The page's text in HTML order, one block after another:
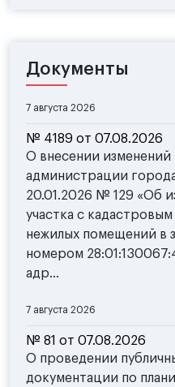
Документы
7 августа 2026
№ 4189 от 07.08.2026
О внесении изменений
администрации
20.01.2026 № 129 «Об
участка с
нежилых помещений в
номером
адр...
7 августа 2026
№ 81 от 07.08.2026
О проведении
документации по